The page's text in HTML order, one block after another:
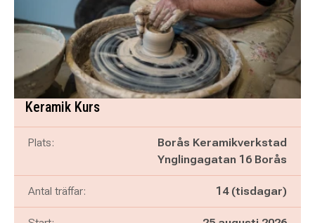
Keramik Kurs
Plats:
Borås Keramikverkstad
Ynglingagatan 16 Borås
Antal träffar: 14 (tisdagar)